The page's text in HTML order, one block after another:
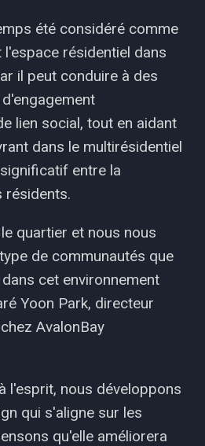
été considéré comme
résidentiel dans
il peut conduire à des
lien social, tout en aidant
dans le multirésidentiel
entre la
résidents.
quartier et nous nous
de communautés que
cet environnement
Yoon Park, directeur
AvalonBay
l'esprit, nous développons
qui s'aligne sur les
qu'elle améliorera